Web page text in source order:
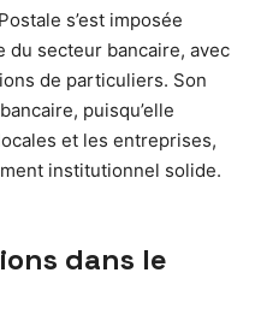
s’est imposée
secteur bancaire, avec
de particuliers. Son
puisqu’elle
et les entreprises,
institutionnel solide.
dans le